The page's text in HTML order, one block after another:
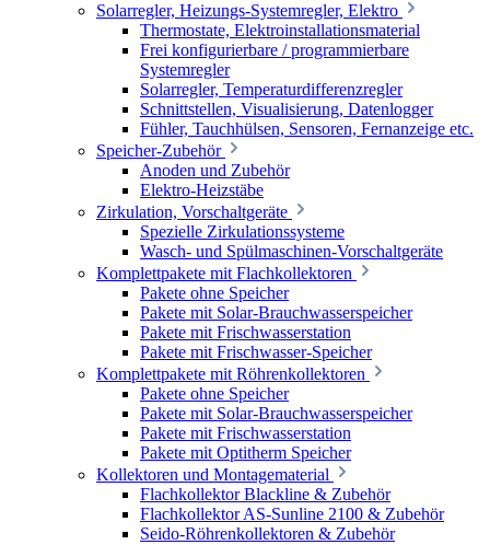
Solarregler, Heizungs-Systemregler, Elektro
Thermostate, Elektroinstallationsmaterial
Frei konfigurierbare / programmierbare
Systemregler
Solarregler, Temperaturdifferenzregler
Schnittstellen, Visualisierung, Datenlogger
Fühler, Tauchhülsen, Sensoren, Fernanzeige etc.
Speicher-Zubehör
Anoden und Zubehör
Elektro-Heizstäbe
Zirkulation, Vorschaltgeräte
Spezielle Zirkulationssysteme
Wasch- und Spülmaschinen-Vorschaltgeräte
Komplettpakete mit Flachkollektoren
Pakete ohne Speicher
Pakete mit Solar-Brauchwasserspeicher
Pakete mit Frischwasserstation
Pakete mit Frischwasser-Speicher
Komplettpakete mit Röhrenkollektoren
Pakete ohne Speicher
Pakete mit Solar-Brauchwasserspeicher
Pakete mit Frischwasserstation
Pakete mit Optitherm Speicher
Kollektoren und Montagematerial
Flachkollektor Blackline & Zubehör
Flachkollektor AS-Sunline 2100 & Zubehör
Seido-Röhrenkollektoren & Zubehör